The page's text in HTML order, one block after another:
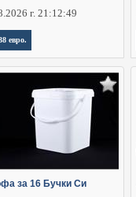
г. 21:12:49
евро.
за 16 Бучки Си